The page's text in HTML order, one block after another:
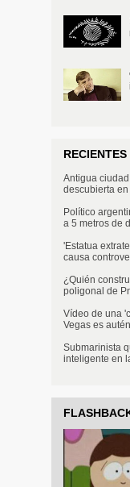
RECIENTES
Antigua
descubierta en
Político
a 5 metros de
'Estatua
causa
¿Quién
poligonal de
Vídeo de una
Vegas es
Submarinista
inteligente en